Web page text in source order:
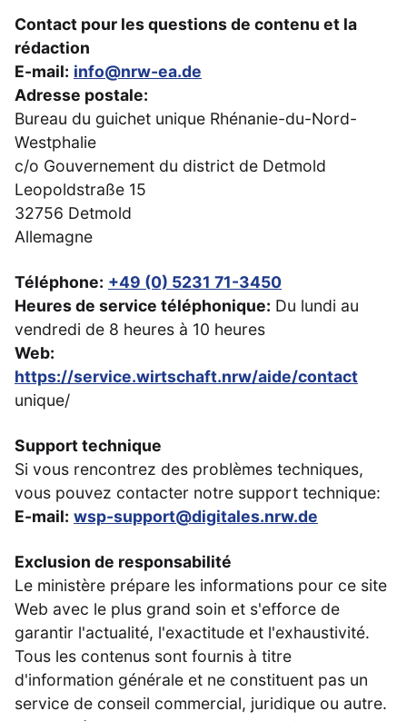
Contact pour les questions de contenu et la
rédaction
E-mail: info@nrw-ea.de
Adresse postale:
Bureau du guichet unique Rhénanie-du-Nord-
Westphalie
c/o Gouvernement du district de Detmold
Leopoldstraße 15
32756 Detmold
Allemagne
Téléphone: +49 (0) 5231 71-3450
Heures de service téléphonique: Du lundi au
vendredi de 8 heures à 10 heures
Web:
https://service.wirtschaft.nrw/aide/contact
unique/
Support technique
Si vous rencontrez des problèmes techniques,
vous pouvez contacter notre support technique:
E-mail: wsp-support@digitales.nrw.de
Exclusion de responsabilité
Le ministère prépare les informations pour ce site
Web avec le plus grand soin et s'efforce de
garantir l'actualité, l'exactitude et l'exhaustivité.
Tous les contenus sont fournis à titre
d'information générale et ne constituent pas un
service de conseil commercial, juridique ou autre.